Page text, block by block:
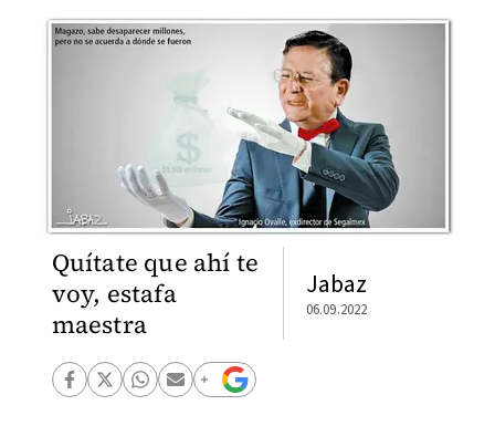
Quítate que ahí te
voy, estafa
maestra
Jabaz
06.09.2022